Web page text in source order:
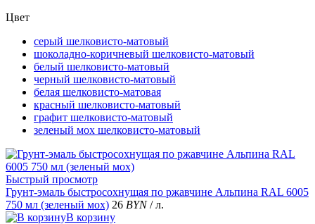
Цвет
серый шелковисто-матовый
шоколадно-коричневый шелковисто-матовый
белый шелковисто-матовый
черный шелковисто-матовый
белая шелковисто-матовая
красный шелковисто-матовый
графит шелковисто-матовый
зеленый мох шелковисто-матовый
Быстрый просмотр
Грунт-эмаль быстросохнущая по ржавчине Альпина RAL 6005
750 мл (зеленый мох) 26 BYN / л.
В корзину